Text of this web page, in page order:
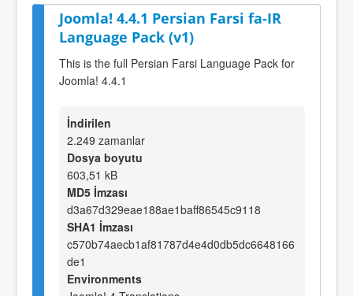
Joomla! 4.4.1 Persian Farsi fa-IR
Language Pack (v1)
This is the full Persian Farsi Language Pack for
Joomla! 4.4.1
İndirilen
2.249 zamanlar
Dosya boyutu
603,51 kB
MD5 İmzası
d3a67d329eae188ae1baff86545c9118
SHA1 İmzası
c570b74aecb1af81787d4e4d0db5dc6648166
de1
Environments